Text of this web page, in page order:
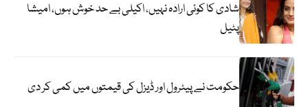
شادی کا کوئی ارادہ نہیں، اکیلی بے حد خوش ہوں، امیشا
پٹیل
حکومت نے پیٹرول اور ڈیزل کی قیمتوں میں کمی کر دی